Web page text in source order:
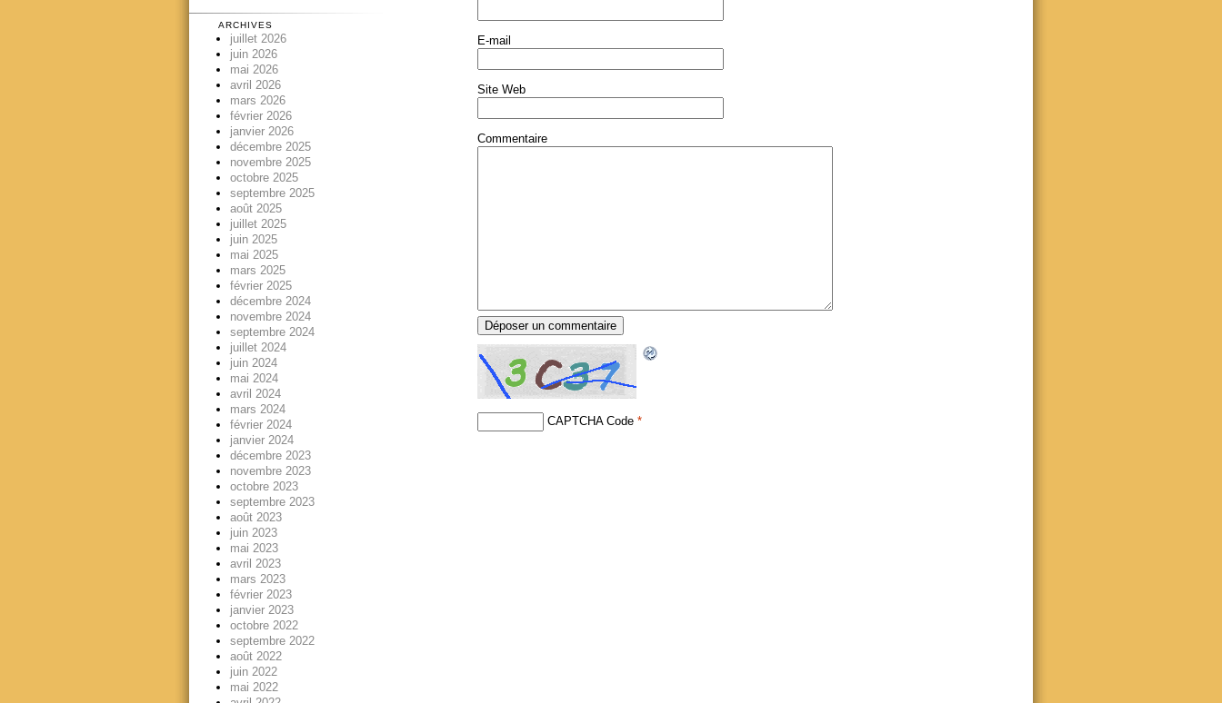
E-mail
Site Web
Commentaire
CAPTCHA Code*
ARCHIVES
juillet 2026
juin 2026
mai 2026
avril 2026
mars 2026
février 2026
janvier 2026
décembre 2025
novembre 2025
octobre 2025
septembre 2025
août 2025
juillet 2025
juin 2025
mai 2025
mars 2025
février 2025
décembre 2024
novembre 2024
septembre 2024
juillet 2024
juin 2024
mai 2024
avril 2024
mars 2024
février 2024
janvier 2024
décembre 2023
novembre 2023
octobre 2023
septembre 2023
août 2023
juin 2023
mai 2023
avril 2023
mars 2023
février 2023
janvier 2023
octobre 2022
septembre 2022
août 2022
juin 2022
mai 2022